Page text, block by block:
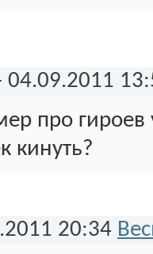
04.09.2011
про
кинуть?
20:34